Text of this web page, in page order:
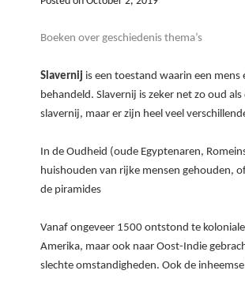
Boeken over geschiedenis thema’s
Slavernij is een toestand waarin een mens
behandeld. Slavernij is zeker net zo oud
slavernij, maar er zijn heel veel
In de Oudheid (oude Egyptenaren,
huishouden van rijke mensen gehouden,
de piramides
Vanaf ongeveer 1500 ontstond te
Amerika, maar ook naar Oost-Indie
slechte omstandigheden. Ook de